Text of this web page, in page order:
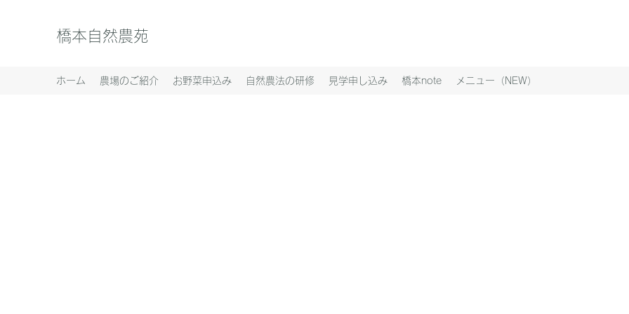
橋本自然農苑
ホーム 農場のご紹介 お野菜申込み 自然農法の研修 見学申し込み 橋本note メニュー（NEW）